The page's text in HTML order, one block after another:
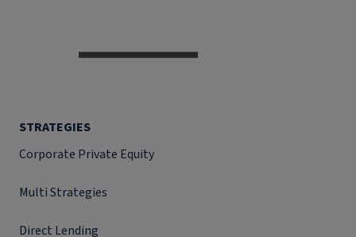
STRATEGIES
Corporate Private Equity
Multi Strategies
Direct Lending